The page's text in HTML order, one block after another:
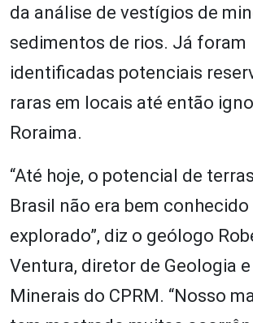
da análise de vestígios de
sedimentos de rios. Já foram
identificadas potenciais
raras em locais até então
Roraima.
“Até hoje, o potencial de
Brasil não era bem
explorado”, diz o geólogo
Ventura, diretor de Geologia
Minerais do CPRM. “Nosso